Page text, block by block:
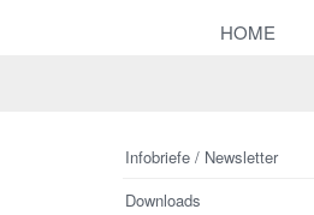
HOME
Infobriefe / Newsletter
Downloads